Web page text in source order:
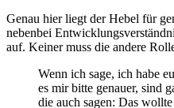
Genau hier liegt der Hebel für
nebenbei
auf. Keiner muss die andere
Wenn ich sage, ich habe
es mir bitte genauer, sind
die auch sagen: Das